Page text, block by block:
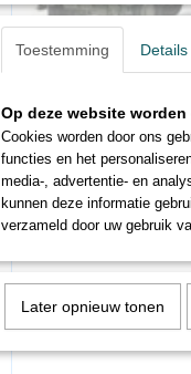
Camouflage…
€ 29,95 € 23,96
Toestemming Details
Op deze website
Cookies worden door ons
functies en het
media-, advertentie- en
kunnen deze informatie
verzameld door uw gebruik
Later opnieuw tonen